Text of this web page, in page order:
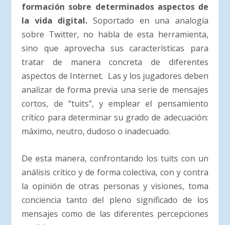
formación sobre determinados aspectos de
la vida digital. Soportado en una analogía
sobre Twitter, no habla de esta herramienta,
sino que aprovecha sus características para
tratar de manera concreta de diferentes
aspectos de Internet. Las y los jugadores deben
analizar de forma previa una serie de mensajes
cortos, de “tuits”, y emplear el pensamiento
crítico para determinar su grado de adecuación:
máximo, neutro, dudoso o inadecuado.
De esta manera, confrontando los tuits con un
análisis crítico y de forma colectiva, con y contra
la opinión de otras personas y visiones, toma
conciencia tanto del pleno significado de los
mensajes como de las diferentes percepciones